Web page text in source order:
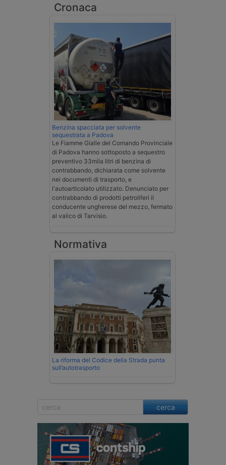
Cronaca
Benzina spacciata per solvente
sequestrata a Padova
Le Fiamme Gialle del Comando Provinciale
di Padova hanno sottoposto a sequestro
preventivo 33mila litri di benzina di
contrabbando, dichiarata come solvente
nei documenti di trasporto, e
l'autoarticolato utilizzato. Denunciato per
contrabbando di prodotti petroliferi il
conducente ungherese del mezzo, fermato
al valico di Tarvisio.
Normativa
La riforma del Codice della Strada punta
sull’autotrasporto
cerca